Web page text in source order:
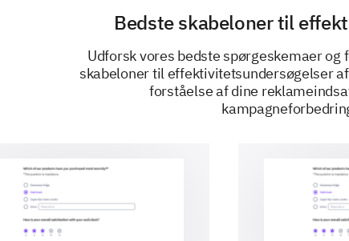
DREVET AF
Bedste skabeloner til
Udforsk vores bedste spørgeskemaer
skabeloner til effektivitetsundersøgelser
forståelse af dine